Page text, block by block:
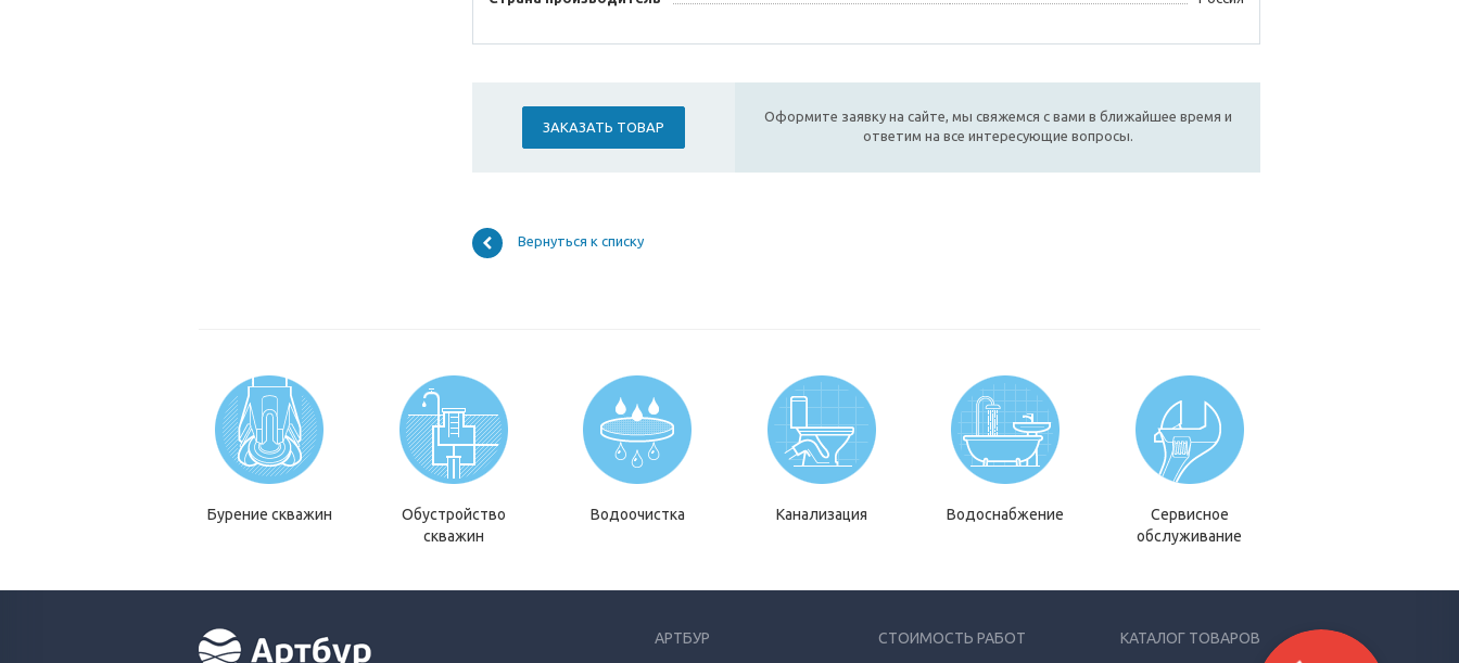
ЗАКАЗАТЬ ТОВАР
Оформите заявку на сайте, мы свяжемся с вами в ближайшее время и
ответим на все интересующие вопросы.
Вернуться к списку
Бурение скважин
Обустройство
скважин
Водоочистка Канализация Водоснабжение
Сервисное
обслуживание
АРТБУР СТОИМОСТЬ РАБОТ КАТАЛОГ ТОВАРОВ